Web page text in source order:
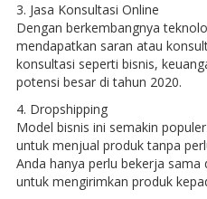
3. Jasa Konsultasi Online
Dengan berkembangnya
mendapatkan saran atau
konsultasi seperti bisnis,
potensi besar di tahun 2020.
4. Dropshipping
Model bisnis ini semakin
untuk menjual produk tanpa
Anda hanya perlu bekerja
untuk mengirimkan produk